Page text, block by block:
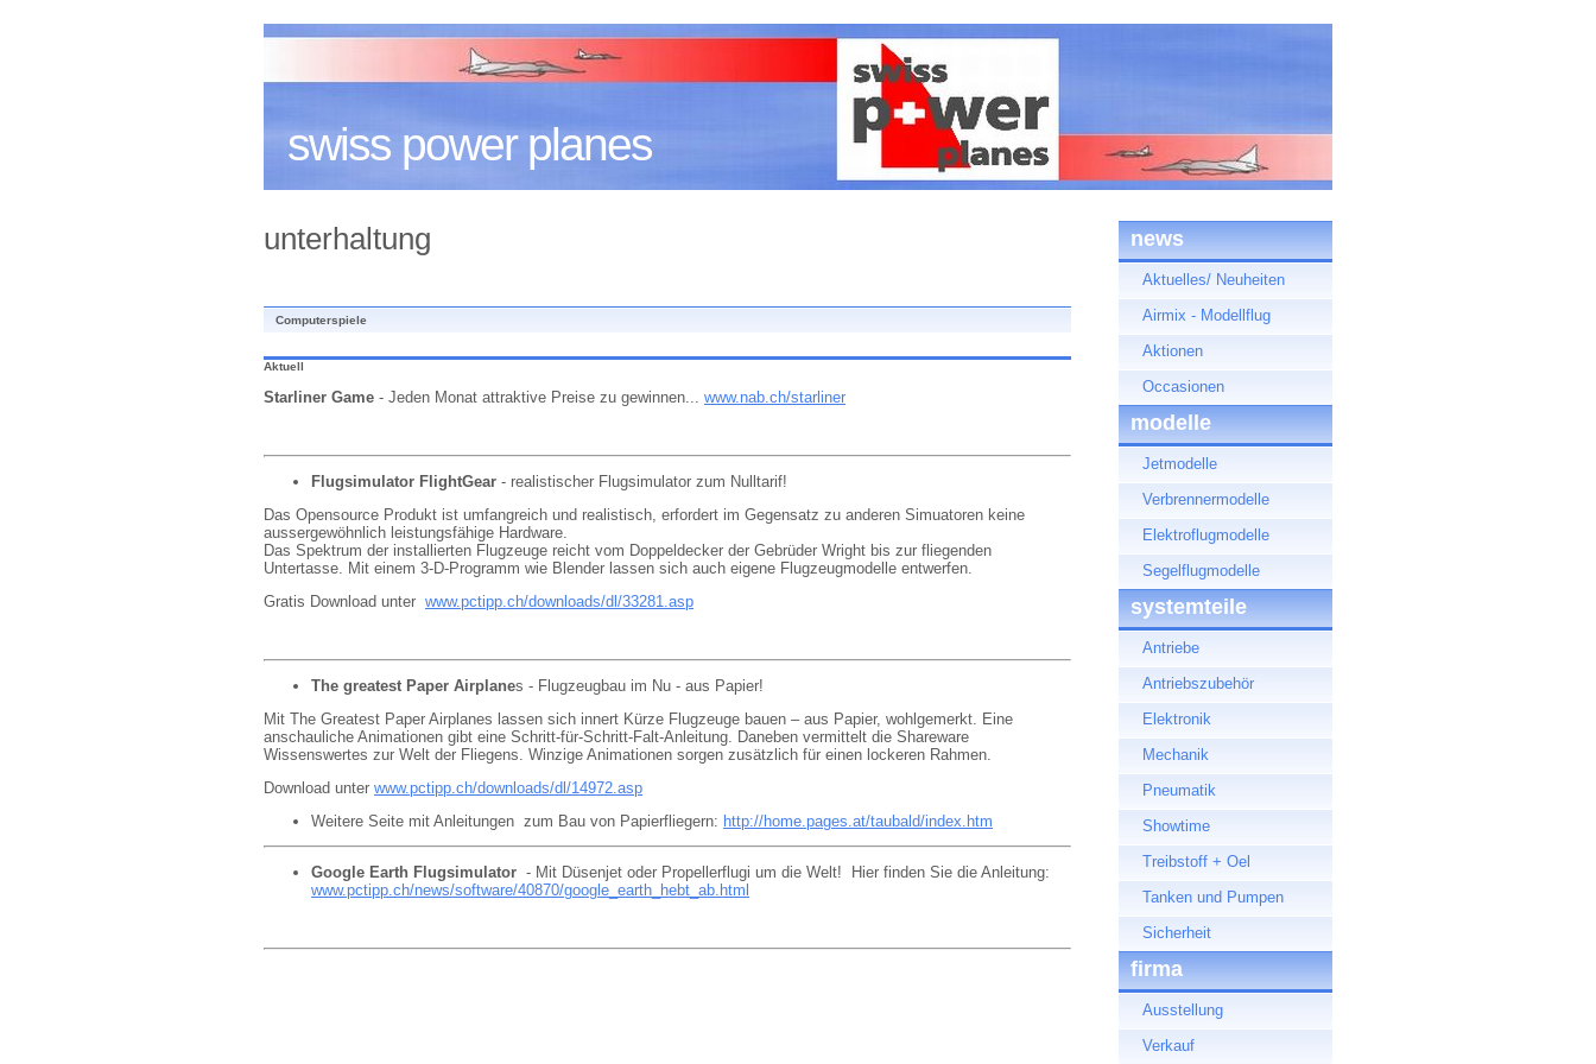
swiss power planes
unterhaltung
Computerspiele
Aktuell
Starliner Game - Jeden Monat attraktive Preise zu gewinnen... www.nab.ch/starliner
Flugsimulator FlightGear - realistischer Flugsimulator zum Nulltarif!
Das Opensource Produkt ist umfangreich und realistisch, erfordert im Gegensatz zu anderen Simuatoren keine
aussergewöhnlich leistungsfähige Hardware.
Das Spektrum der installierten Flugzeuge reicht vom Doppeldecker der Gebrüder Wright bis zur fliegenden
Untertasse. Mit einem 3-D-Programm wie Blender lassen sich auch eigene Flugzeugmodelle entwerfen.
Gratis Download unter www.pctipp.ch/downloads/dl/33281.asp
The greatest Paper Airplanes - Flugzeugbau im Nu - aus Papier!
Mit The Greatest Paper Airplanes lassen sich innert Kürze Flugzeuge bauen – aus Papier, wohlgemerkt. Eine
anschauliche Animationen gibt eine Schritt-für-Schritt-Falt-Anleitung. Daneben vermittelt die Shareware
Wissenswertes zur Welt der Fliegens. Winzige Animationen sorgen zusätzlich für einen lockeren Rahmen.
Download unter www.pctipp.ch/downloads/dl/14972.asp
Weitere Seite mit Anleitungen zum Bau von Papierfliegern: http://home.pages.at/taubald/index.htm
Google Earth Flugsimulator - Mit Düsenjet oder Propellerflugi um die Welt! Hier finden Sie die Anleitung:
www.pctipp.ch/news/software/40870/google_earth_hebt_ab.html
news
Aktuelles/ Neuheiten
Airmix - Modellflug
Aktionen
Occasionen
modelle
Jetmodelle
Verbrennermodelle
Elektroflugmodelle
Segelflugmodelle
systemteile
Antriebe
Antriebszubehör
Elektronik
Mechanik
Pneumatik
Showtime
Treibstoff + Oel
Tanken und Pumpen
Sicherheit
firma
Ausstellung
Verkauf